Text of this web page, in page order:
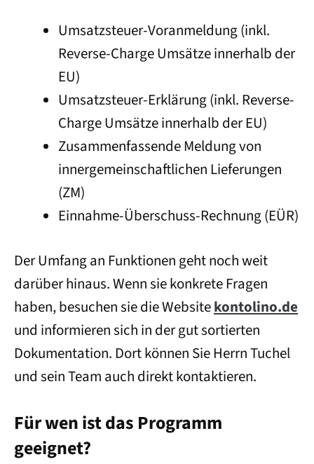
Umsatzsteuer-Voranmeldung (inkl.
Reverse-Charge Umsätze innerhalb der
EU)
Umsatzsteuer-Erklärung (inkl. Reverse-
Charge Umsätze innerhalb der EU)
Zusammenfassende Meldung von
innergemeinschaftlichen Lieferungen
(ZM)
Einnahme-Überschuss-Rechnung (EÜR)
Der Umfang an Funktionen geht noch weit
darüber hinaus. Wenn sie konkrete Fragen
haben, besuchen sie die Websitekontolino.de
und informieren sich in der gut sortierten
Dokumentation. Dort können Sie Herrn Tuchel
und sein Team auch direkt kontaktieren.
Für wen ist das Programm
geeignet?